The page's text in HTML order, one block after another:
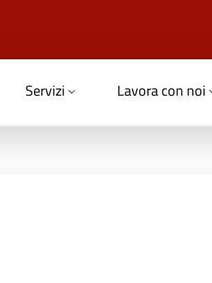
Servizi Lavora con noi